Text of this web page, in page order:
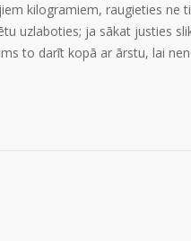
kilogramiem, raugieties ne
uzlaboties; ja sākat justies
to darīt kopā ar ārstu, lai